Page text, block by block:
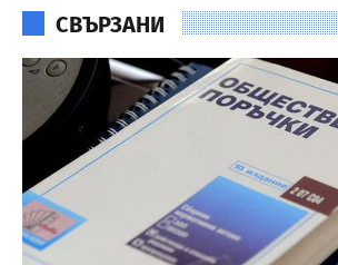
СВЪРЗАНИ